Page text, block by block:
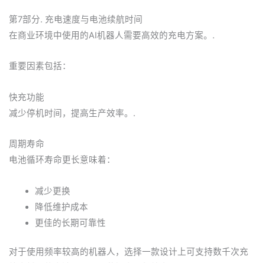
第7部分. 充电速度与电池续航时间
在商业环境中使用的AI机器人需要高效的充电方案。.
重要因素包括：
快充功能
减少停机时间，提高生产效率。.
周期寿命
电池循环寿命更长意味着：
减少更换
降低维护成本
更佳的长期可靠性
对于使用频率较高的机器人，选择一款设计上可支持数千次充